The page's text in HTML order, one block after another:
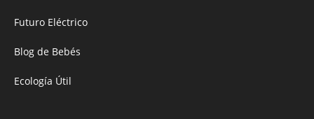
Futuro Eléctrico
Blog de Bebés
Ecología Útil